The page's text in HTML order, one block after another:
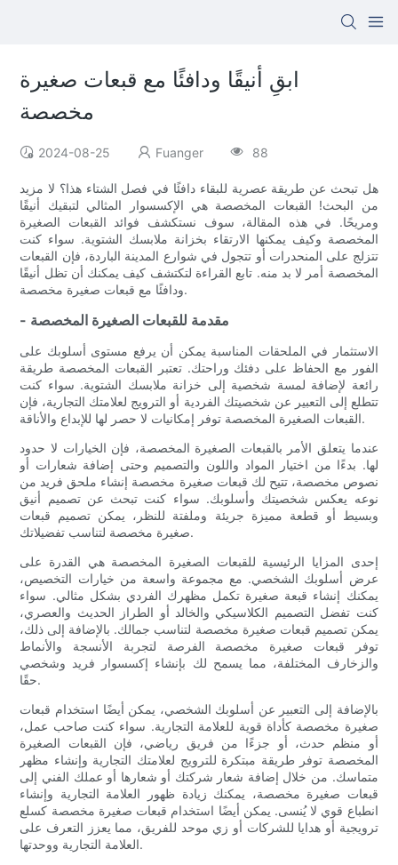
ابقِ أنيقًا ودافئًا مع قبعات صغيرة
مخصصة
2024-08-25 Fuanger 88
هل تبحث عن طريقة عصرية للبقاء دافئًا في فصل الشتاء هذا؟ لا مزيد
من البحث! القبعات المخصصة هي الإكسسوار المثالي لتبقيك أنيقًا
ومريحًا. في هذه المقالة، سوف نستكشف فوائد القبعات الصغيرة
المخصصة وكيف يمكنها الارتقاء بخزانة ملابسك الشتوية. سواء كنت
تتزلج على المنحدرات أو تتجول في شوارع المدينة الباردة، فإن القبعات
المخصصة أمر لا بد منه. تابع القراءة لتكتشف كيف يمكنك أن تظل أنيقًا
ودافئًا مع قبعات صغيرة مخصصة.
- مقدمة للقبعات الصغيرة المخصصة
الاستثمار في الملحقات المناسبة يمكن أن يرفع مستوى أسلوبك على
الفور مع الحفاظ على دفئك وراحتك. تعتبر القبعات المخصصة طريقة
رائعة لإضافة لمسة شخصية إلى خزانة ملابسك الشتوية. سواء كنت
تتطلع إلى التعبير عن شخصيتك الفردية أو الترويج لعلامتك التجارية، فإن
القبعات الصغيرة المخصصة توفر إمكانيات لا حصر لها للإبداع والأناقة.
عندما يتعلق الأمر بالقبعات الصغيرة المخصصة، فإن الخيارات لا حدود
لها. بدءًا من اختيار المواد واللون والتصميم وحتى إضافة شعارات أو
نصوص مخصصة، تتيح لك قبعات صغيرة مخصصة إنشاء ملحق فريد من
نوعه يعكس شخصيتك وأسلوبك. سواء كنت تبحث عن تصميم أنيق
وبسيط أو قطعة مميزة جريئة وملفتة للنظر، يمكن تصميم قبعات
صغيرة مخصصة لتناسب تفضيلاتك.
إحدى المزايا الرئيسية للقبعات الصغيرة المخصصة هي القدرة على
عرض أسلوبك الشخصي. مع مجموعة واسعة من خيارات التخصيص،
يمكنك إنشاء قبعة صغيرة تكمل مظهرك الفردي بشكل مثالي. سواء
كنت تفضل التصميم الكلاسيكي والخالد أو الطراز الحديث والعصري،
يمكن تصميم قبعات صغيرة مخصصة لتناسب جمالك. بالإضافة إلى ذلك،
توفر قبعات صغيرة مخصصة الفرصة لتجربة الأنسجة والأنماط
والزخارف المختلفة، مما يسمح لك بإنشاء إكسسوار فريد وشخصي
حقًا.
بالإضافة إلى التعبير عن أسلوبك الشخصي، يمكن أيضًا استخدام قبعات
صغيرة مخصصة كأداة قوية للعلامة التجارية. سواء كنت صاحب عمل،
أو منظم حدث، أو جزءًا من فريق رياضي، فإن القبعات الصغيرة
المخصصة توفر طريقة مبتكرة للترويج لعلامتك التجارية وإنشاء مظهر
متماسك. من خلال إضافة شعار شركتك أو شعارها أو عملك الفني إلى
قبعات صغيرة مخصصة، يمكنك زيادة ظهور العلامة التجارية وإنشاء
انطباع قوي لا يُنسى. يمكن أيضًا استخدام قبعات صغيرة مخصصة كسلع
ترويجية أو هدايا للشركات أو زي موحد للفريق، مما يعزز التعرف على
العلامة التجارية ووحدتها.